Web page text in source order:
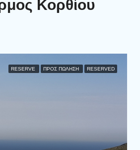
Κορθίου
RESERVE ΠΡΟΣ ΠΏΛΗΣΗ RESERVED